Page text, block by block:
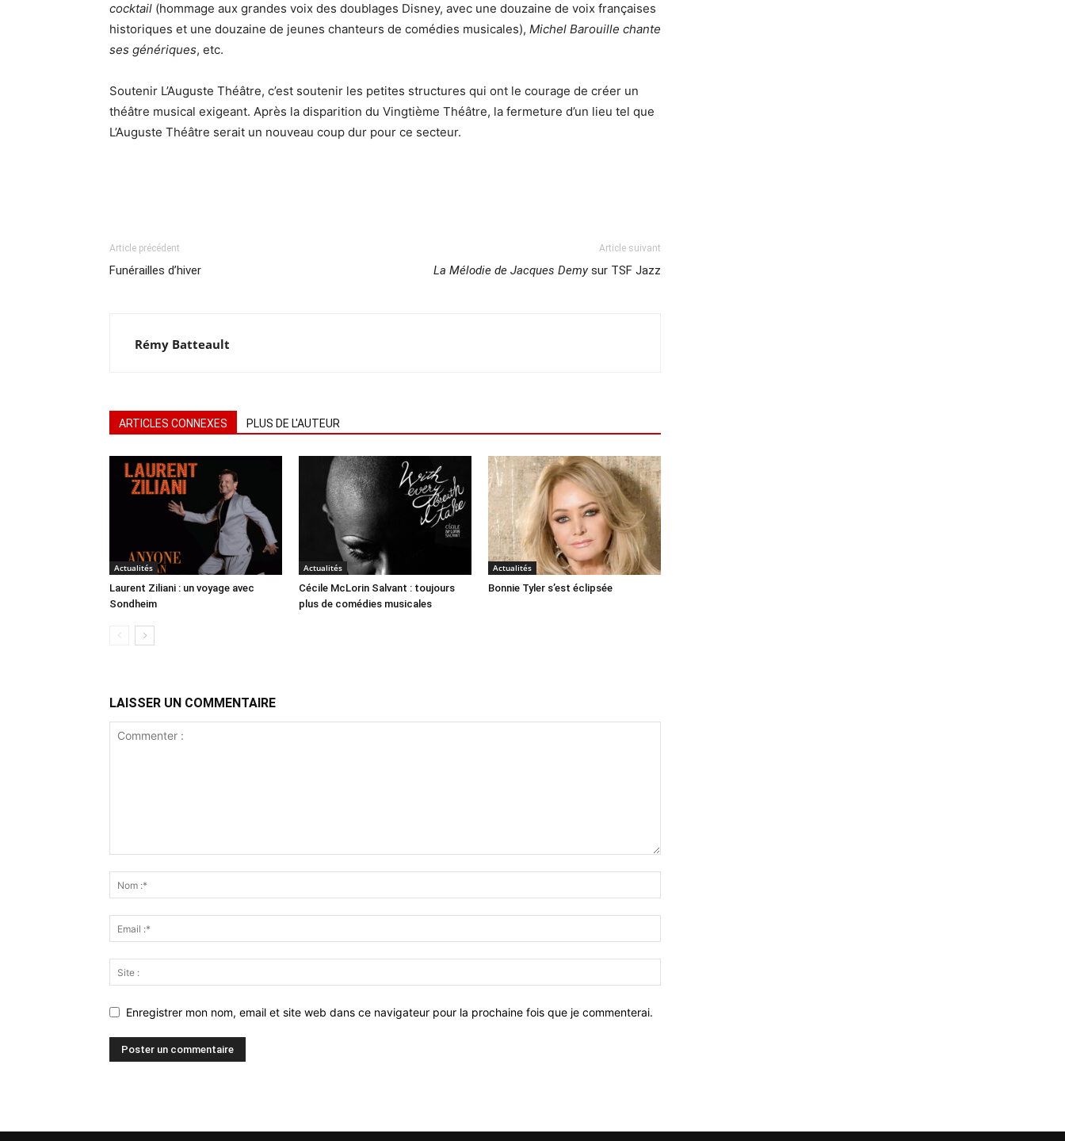
cocktail (hommage aux grandes voix des doublages Disney, avec une douzaine de voix françaises
historiques et une douzaine de jeunes chanteurs de comédies musicales), Michel Barouille chante
ses génériques, etc.
Soutenir L’Auguste Théâtre, c’est soutenir les petites structures qui ont le courage de créer un
théâtre musical exigeant. Après la disparition du Vingtième Théâtre, la fermeture d’un lieu tel que
L’Auguste Théâtre serait un nouveau coup dur pour ce secteur.
Article précédent
Funérailles d’hiver
Article suivant
La Mélodie de Jacques Demysur TSF Jazz
Rémy Batteault
ARTICLES CONNEXES PLUS DE L'AUTEUR
Actualités
Laurent Ziliani : un voyage avec
Sondheim
Actualités
Cécile McLorin Salvant : toujours
plus de comédies musicales
Actualités
Bonnie Tyler s’est éclipsée
LAISSER UN COMMENTAIRE
Enregistrer mon nom, email et site web dans ce navigateur pour la prochaine fois que je commenterai.